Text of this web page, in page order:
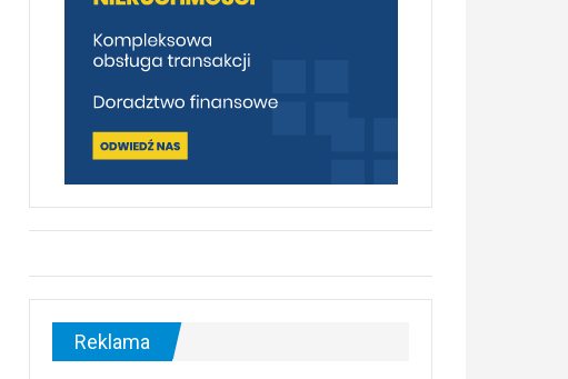
Reklama